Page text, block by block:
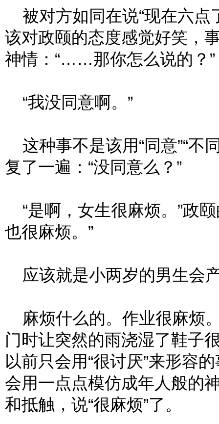
被对方如同在说“现在六点
该对政颐的态度感觉好笑，
神情：“……那你怎么说的？”
“我没同意啊。”
这种事不是该用“同意”“不
复了一遍：“没同意么？”
“是啊，女生很麻烦。”政
也很麻烦。”
应该就是小两岁的男生会
麻烦什么的。作业很麻烦
门时让突然的雨浇湿了鞋子
以前只会用“很讨厌”来形容
会用一点点模仿成年人般的
和抵触，说“很麻烦”了。